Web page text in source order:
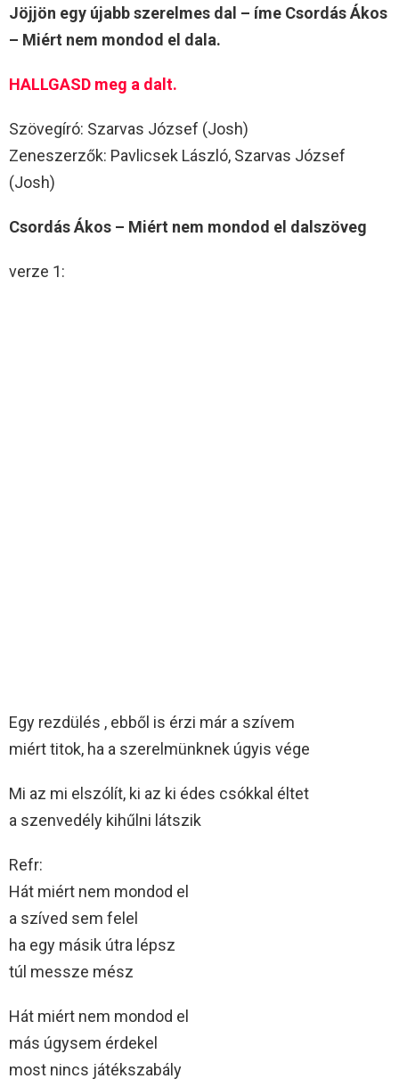
Jöjjön egy újabb szerelmes dal – íme Csordás Ákos
– Miért nem mondod el dala.
HALLGASD meg a dalt.
Szövegíró: Szarvas József (Josh)
Zeneszerzők: Pavlicsek László, Szarvas József
(Josh)
Csordás Ákos – Miért nem mondod el dalszöveg
verze 1:
Egy rezdülés , ebből is érzi már a szívem
miért titok, ha a szerelmünknek úgyis vége
Mi az mi elszólít, ki az ki édes csókkal éltet
a szenvedély kihűlni látszik
Refr:
Hát miért nem mondod el
a szíved sem felel
ha egy másik útra lépsz
túl messze mész
Hát miért nem mondod el
más úgysem érdekel
most nincs játékszabály